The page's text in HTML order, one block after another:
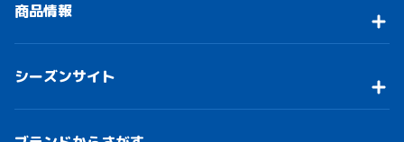
商品情報
シーズンサイト